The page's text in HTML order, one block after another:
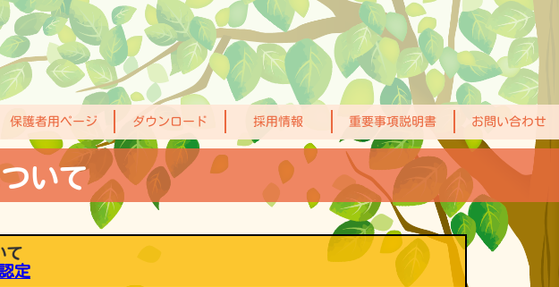
保護者用ページ ダウンロード 採用情報 重要事項説明書 お問い合わせ
いて
て
定